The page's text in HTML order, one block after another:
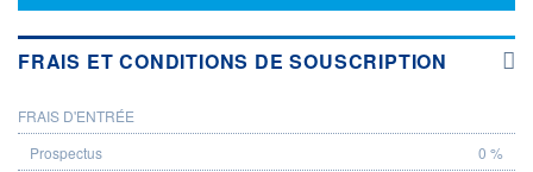
FRAIS ET CONDITIONS DE SOUSCRIPTION
PROSPECTUS
FRAIS D'ENTRÉE
0 %